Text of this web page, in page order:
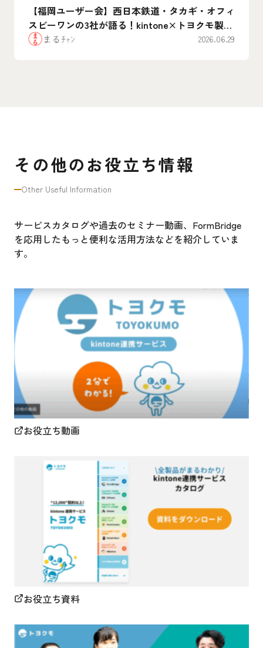
【福岡ユーザー会】西日本鉄道・タカギ・オフィ
スビーワンの3社が語る！kintone×トヨクモ製品
のリアルな”腹割”活用事例まとめ
まるﾁｬﾝ 2026.06.29
その他のお役立ち情報
Other Useful Information
サービスカタログや過去のセミナー動画、FormBridge
を応用したもっと便利な活用方法などを紹介していま
す。
お役立ち動画
お役立ち資料